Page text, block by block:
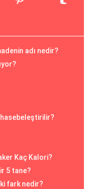
adı nedir?
Kaç Kalori?
5 tane?
fark nedir?